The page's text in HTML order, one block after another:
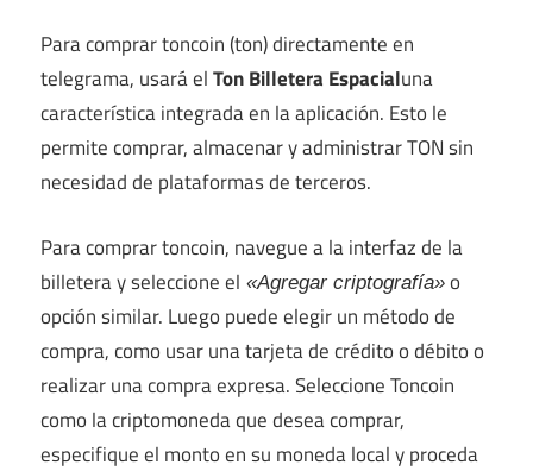
Para comprar toncoin (ton) directamente en
telegrama, usará elTon Billetera Espacialuna
característica integrada en la aplicación. Esto le
permite comprar, almacenar y administrar TON sin
necesidad de plataformas de terceros.
Para comprar toncoin, navegue a la interfaz de la
billetera y seleccione el «Agregar criptografía» o
opción similar. Luego puede elegir un método de
compra, como usar una tarjeta de crédito o débito o
realizar una compra expresa. Seleccione Toncoin
como la criptomoneda que desea comprar,
especifique el monto en su moneda local y proceda